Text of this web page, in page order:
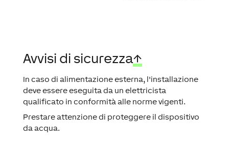
Avvisi di sicurezza↑
In caso di alimentazione esterna, l'installazione
deve essere eseguita da un elettricista
qualificato in conformità alle norme vigenti.
Prestare attenzione di proteggere il dispositivo
da acqua.